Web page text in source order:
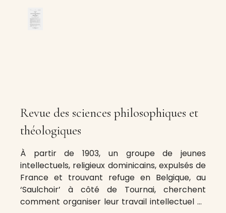
Revue des sciences philosophiques et
théologiques
À partir de 1903, un groupe de jeunes
intellectuels, religieux dominicains, expulsés de
France et trouvant refuge en Belgique, au
‘Saulchoir’ à côté de Tournai, cherchent
comment organiser leur travail intellectuel et